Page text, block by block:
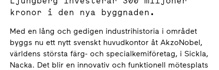
kronor i den nya byggnaden.
Med en lång och gedigen industrihistoria i området
byggs nu ett nytt svenskt huvudkontor åt AkzoNobel,
världens största färg- och specialkemiföretag, i Sickla,
Nacka. Det blir en innovativ och funktionell mötesplats